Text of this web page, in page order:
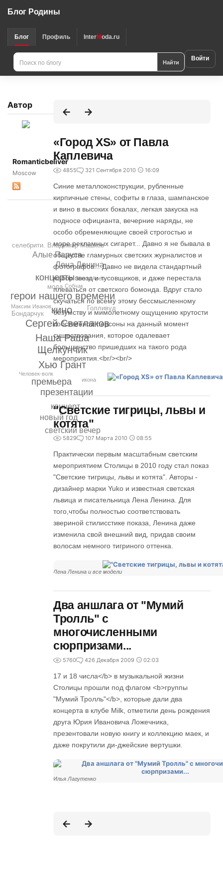
Блог Родины
Блог Профиль InterModa.ru
Найти Войти
Автор
Romanticbeliver
Moscow
Наша Раша
Щелкунчик
Сергей Светлаков
Хью Грант
герои нашего времени
кино
премьера
концерты
презентации
концерт
Лена Ленина
Алые Паруса
новый год
светский вечер
селебрити. Владимир Машков
мода
Бондарчук
Голливуд
икона
Человек-волк
Guano Apes
Собчак
Максим Иванов
«Город XS» от Павла
Каплевича
4855 321 Сентября 2010 16:09
Синие металлоконструкции, рубленные
кирпичные стены, софиты в глаза, шампанское
и вино в высоких бокалах, легкая закуска на
подносе официанта, вечерние наряды, не
особо обременяющие своей строгостью и
море рекламных сигарет... Давно я не бывала в
обществе гламурных светских журналистов и
фотографов... Давно не видела стандартный
набор звезд и тусовщиков, и даже перестала
плеваться от светского бомонда. Вдруг стало
скучаться по всему этому бессмысленному
безумству и мимолетному ощущению крутости
собственной персоны на данный момент
существования, которое одалевает
большинство пришедших на такого рода
мероприятия.<br/><br/>
"Светские тигрицы, львы и
котята"
5829 107 Марта 2010 08:55
Практически первым масштабным светским
мероприятием Столицы в 2010 году стал показ
"Светские тигрицы, львы и котята". Авторы -
дизайнер марки Yuko и известная светская
львица и писательница Лена Ленина. Для
того,чтобы полностью соответствовать
звериной стилисстике показа, Ленина даже
изменила свой внешний вид, придав своим
волосам немного тигриного оттенка.
Лена Ленина и все модели
Два аншлага от "Мумий
Тролль" с
многочисленными
сюрпризами...
5760 426 Декабря 2009 02:03
17 и 18 числа</b> в музыкальной жизни
Столицы прошли под флагом <b>группы
"Мумий Тролль"</b>, которые дали два
концерта в клубе Milk, отметили день рождения
друга Юрия Ивановича Ложечника,
презентовали новую книгу и коллекцию маек, и
даже покрутили ди-джейские вертушки.
Илья Лагутенко